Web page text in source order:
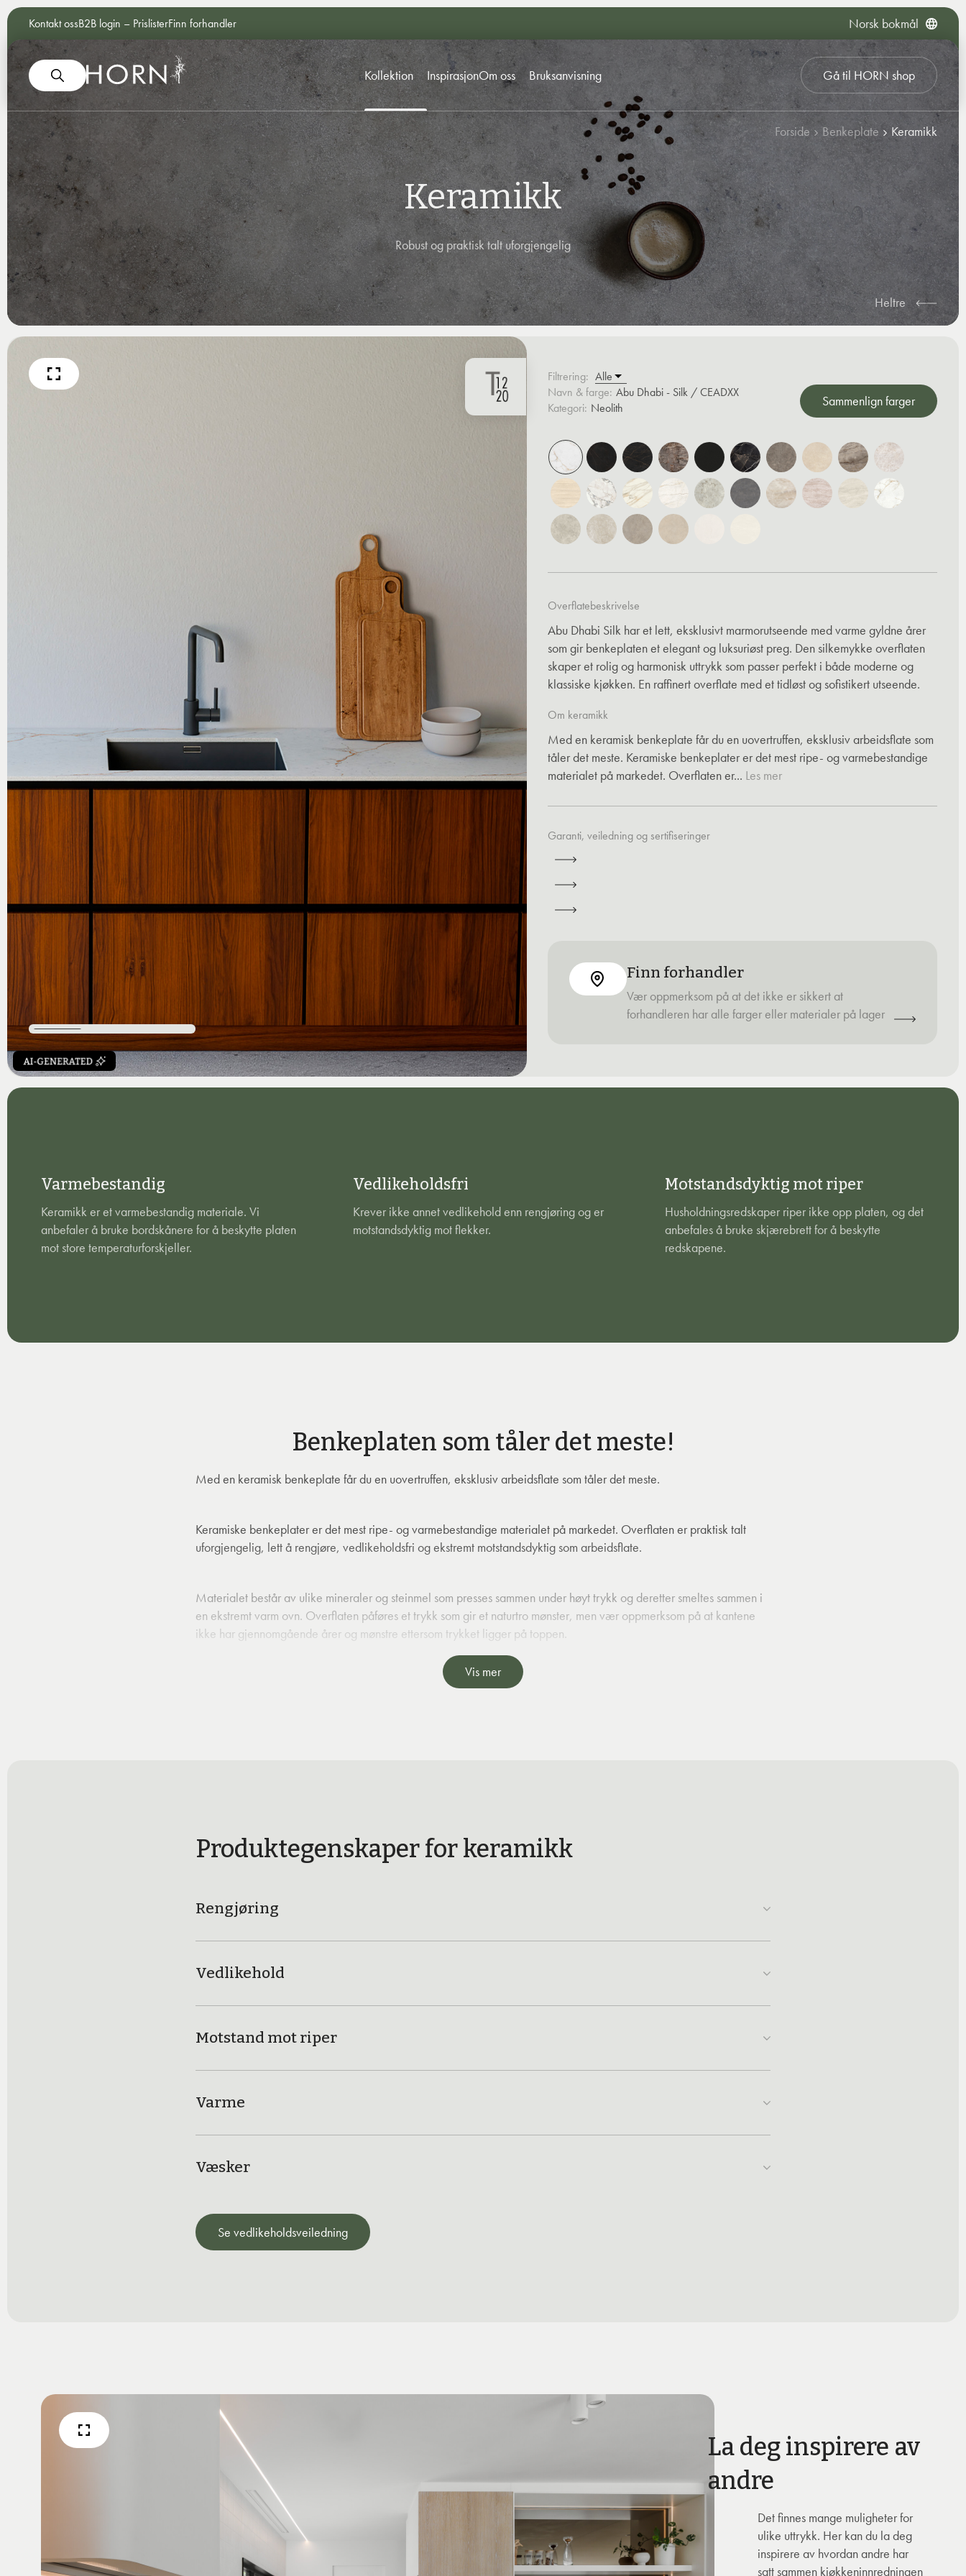
Kontakt ossB2B login – PrislisterFinn forhandler Norsk bokmål
Kollektion InspirasjonOm oss Bruksanvisning Gå til HORN shop
Forside Benkeplate Keramikk
Keramikk
Robust og praktisk talt uforgjengelig
Heltre
Filtrering:
Navn & farge: Abu Dhabi - Silk / CEADXX
Kategori: Neolith Sammenlign farger
Overflatebeskrivelse
Abu Dhabi Silk har et lett, eksklusivt marmorutseende med varme gyldne årer
som gir benkeplaten et elegant og luksuriøst preg. Den silkemykke overflaten
skaper et rolig og harmonisk uttrykk som passer perfekt i både moderne og
klassiske kjøkken. En raffinert overflate med et tidløst og sofistikert utseende.
Om keramikk
Med en keramisk benkeplate får du en uovertruffen, eksklusiv arbeidsflate som
tåler det meste. Keramiske benkeplater er det mest ripe- og varmebestandige
materialet på markedet. Overflaten er... Les mer
Garanti, veiledning og sertifiseringer
Finn forhandler
Vær oppmerksom på at det ikke er sikkert at
forhandleren har alle farger eller materialer på lager
Varmebestandig
Keramikk er et varmebestandig materiale. Vi
anbefaler å bruke bordskånere for å beskytte platen
mot store temperaturforskjeller.
Vedlikeholdsfri
Krever ikke annet vedlikehold enn rengjøring og er
motstandsdyktig mot flekker.
Motstandsdyktig mot riper
Husholdningsredskaper riper ikke opp platen, og det
anbefales å bruke skjærebrett for å beskytte
redskapene.
Benkeplaten som tåler det meste!
Med en keramisk benkeplate får du en uovertruffen, eksklusiv arbeidsflate som tåler det meste.
Keramiske benkeplater er det mest ripe- og varmebestandige materialet på markedet. Overflaten er praktisk talt
uforgjengelig, lett å rengjøre, vedlikeholdsfri og ekstremt motstandsdyktig som arbeidsflate.
Materialet består av ulike mineraler og steinmel som presses sammen under høyt trykk og deretter smeltes sammen i
en ekstremt varm ovn. Overflaten påføres et trykk som gir et naturtro mønster, men vær oppmerksom på at kantene
ikke har gjennomgående årer og mønstre ettersom trykket ligger på toppen.
Vis mer
Produktegenskaper for keramikk
Rengjøring
Vedlikehold
Motstand mot riper
Varme
Væsker
Se vedlikeholdsveiledning
La deg inspirere av
andre
Det finnes mange muligheter for
ulike uttrykk. Her kan du la deg
inspirere av hvordan andre har
satt sammen kjøkkeninnredningen